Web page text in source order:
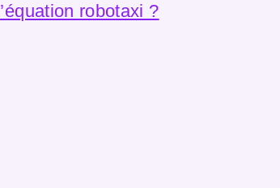
l’équation robotaxi ?